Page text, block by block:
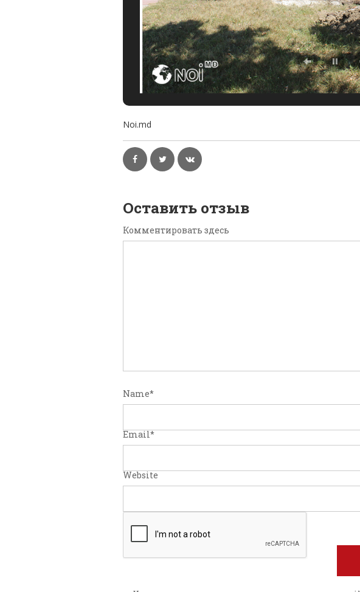
Noi.md
Оставить отзыв
Комментировать здесь
Name*
Email*
Website